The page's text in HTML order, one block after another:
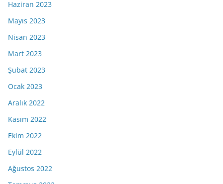
Haziran 2023
Mayıs 2023
Nisan 2023
Mart 2023
Şubat 2023
Ocak 2023
Aralık 2022
Kasım 2022
Ekim 2022
Eylül 2022
Ağustos 2022